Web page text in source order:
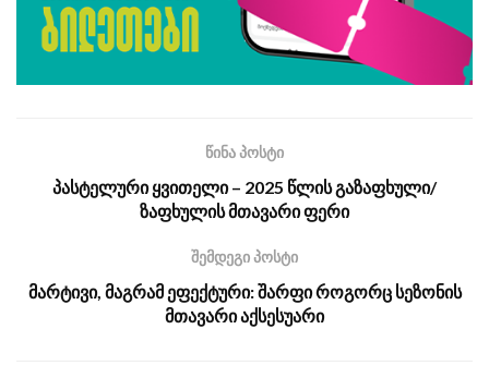
წინა პოსტი
პასტელური ყვითელი – 2025 წლის გაზაფხული/
ზაფხულის მთავარი ფერი
შემდეგი პოსტი
მარტივი, მაგრამ ეფექტური: შარფი როგორც სეზონის
მთავარი აქსესუარი